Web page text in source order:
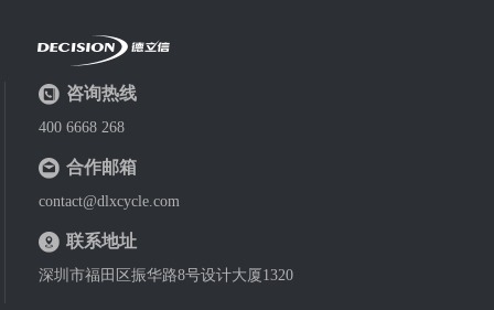
咨询热线
400 6668 268
合作邮箱
contact@dlxcycle.com
联系地址
深圳市福田区振华路8号设计大厦1320